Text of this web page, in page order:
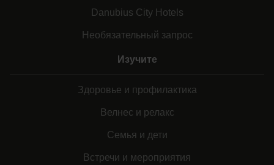
Danubius City Hotels
Необязательный запрос
Изучите
Здоровье и профилактика
Велнес и релакс
Семья и дети
Встречи и мероприятия